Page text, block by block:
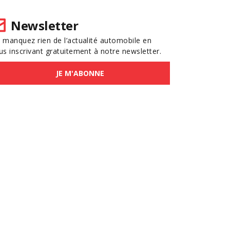
Newsletter
manquez rien de l’actualité automobile en
inscrivant gratuitement à notre newsletter.
JE M'ABONNE